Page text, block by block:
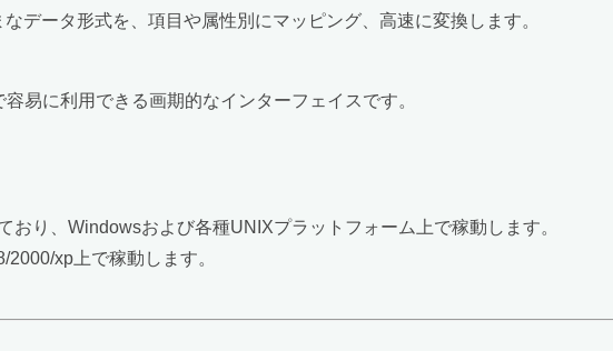
データ形式を、項目や属性別にマッピング、高速に変換します。
易に利用できる画期的なインターフェイスです。
おり、Windowsおよび各種UNIXプラットフォーム上で稼動します。
xp上で稼動します。